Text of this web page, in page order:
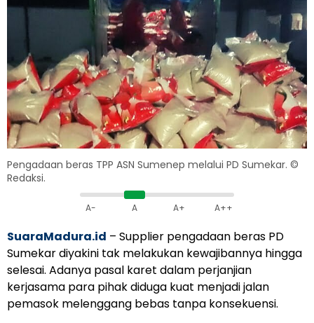
Pengadaan beras TPP ASN Sumenep melalui PD Sumekar. ©
Redaksi.
A- A A+ A++
SuaraMadura.id – Supplier pengadaan beras PD
Sumekar diyakini tak melakukan kewajibannya hingga
selesai. Adanya pasal karet dalam perjanjian
kerjasama para pihak diduga kuat menjadi jalan
pemasok melenggang bebas tanpa konsekuensi.